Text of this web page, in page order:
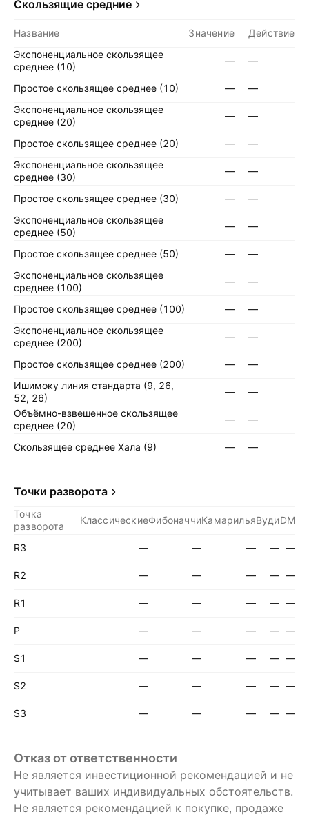
Скользящие средние
Название Значение
Действие
Экспоненциальное скользящее
среднее (10)
— —
Простое скользящее среднее (10) —
—
Экспоненциальное скользящее
среднее (20)
— —
Простое скользящее среднее (20) —
—
Экспоненциальное скользящее
среднее (30)
— —
Простое скользящее среднее (30) —
—
Экспоненциальное скользящее
среднее (50)
— —
Простое скользящее среднее (50) —
—
Экспоненциальное скользящее
среднее (100)
— —
Простое скользящее среднее (100) —
—
Экспоненциальное скользящее
среднее (200)
— —
Простое скользящее среднее (200) —
—
Ишимоку линия стандарта (9, 26,
52, 26)
—
—
Объёмно-взвешенное скользящее
среднее (20)
— —
Скользящее среднее Хала (9) — —
Точки разворота
Точка
разворота
КлассическиеФибоначчиКамарильяВудиDM
R3 — — — — —
R2 — — — — —
R1 — — — — —
P — — — — —
S1 — — — — —
S2 — — — — —
S3 — — — — —
Отказ от ответственности
Не является инвестиционной рекомендацией и не
учитывает ваших индивидуальных обстоятельств.
Не является рекомендацией к покупке, продаже